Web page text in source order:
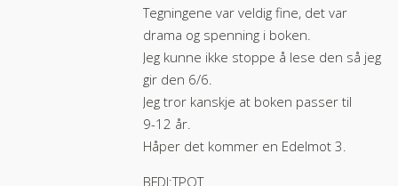
Tegningene var veldig fine, det var
drama og spenning i boken.
Jeg kunne ikke stoppe å lese den så jeg
gir den 6/6.
Jeg tror kanskje at boken passer til
9-12 år.
Håper det kommer en Edelmot 3.
BFDI:TPOT